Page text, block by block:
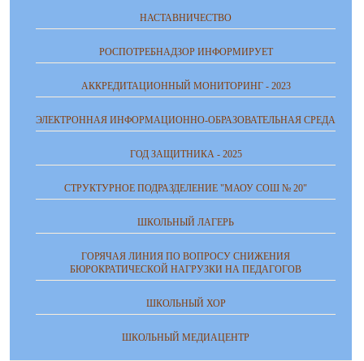
НАСТАВНИЧЕСТВО
РОСПОТРЕБНАДЗОР ИНФОРМИРУЕТ
АККРЕДИТАЦИОННЫЙ МОНИТОРИНГ - 2023
ЭЛЕКТРОННАЯ ИНФОРМАЦИОННО-ОБРАЗОВАТЕЛЬНАЯ СРЕДА
ГОД ЗАЩИТНИКА - 2025
СТРУКТУРНОЕ ПОДРАЗДЕЛЕНИЕ "МАОУ СОШ № 20"
ШКОЛЬНЫЙ ЛАГЕРЬ
ГОРЯЧАЯ ЛИНИЯ ПО ВОПРОСУ СНИЖЕНИЯ
БЮРОКРАТИЧЕСКОЙ НАГРУЗКИ НА ПЕДАГОГОВ
ШКОЛЬНЫЙ ХОР
ШКОЛЬНЫЙ МЕДИАЦЕНТР